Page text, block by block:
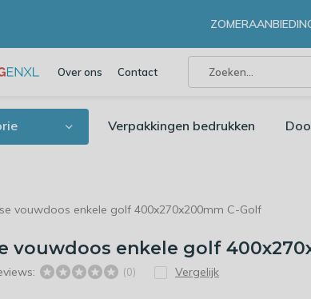
Over ons Contact
Verpakkingen bedrukken
vouwdoos enkele golf 400x270x200mm C-Golf
vouwdoos enkele golf
(0) Vergelijk